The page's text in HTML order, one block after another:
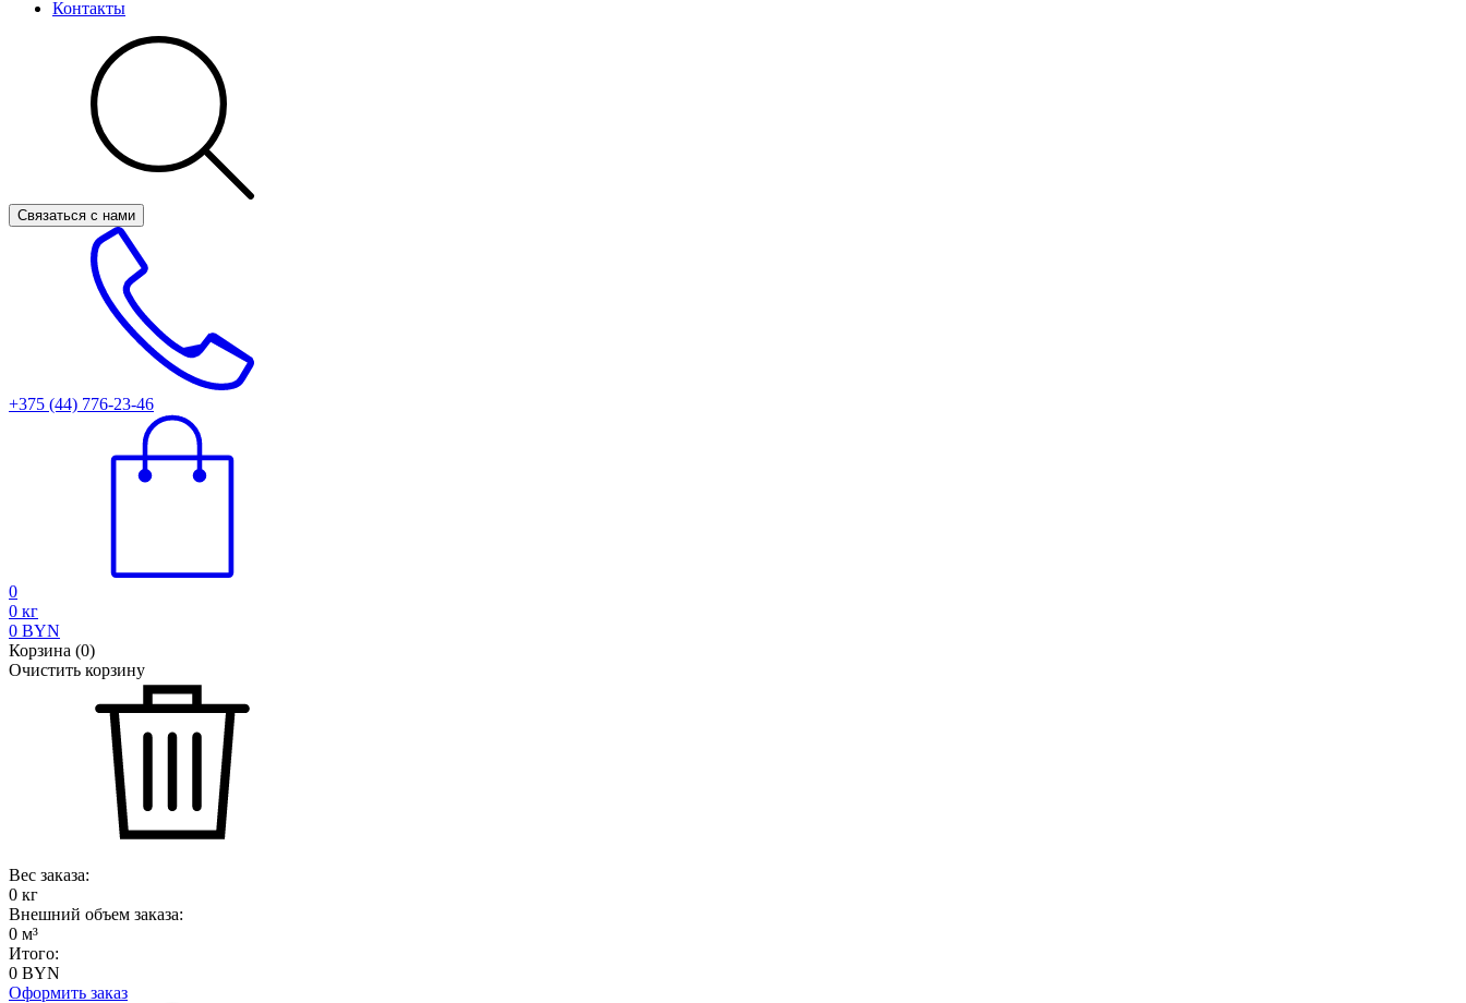
Контакты
Связаться с нами
+375 (44) 776-23-46
0
0 кг
0 BYN
Корзина (0)
Очистить корзину
Вес заказа:
0 кг
Внешний объем заказа:
0 м³
Итого:
0 BYN
Оформить заказ